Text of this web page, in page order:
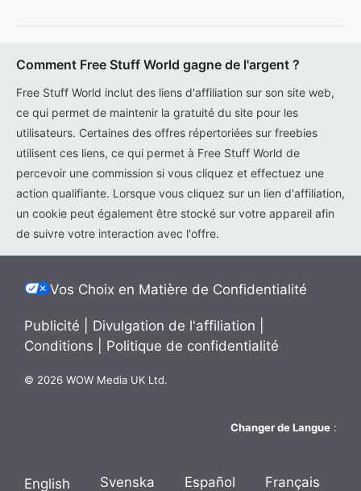
Comment Free Stuff World gagne de l'argent ?
Free Stuff World inclut des liens d'affiliation sur son site web,
ce qui permet de maintenir la gratuité du site pour les
utilisateurs. Certaines des offres répertoriées sur freebies
utilisent ces liens, ce qui permet à Free Stuff World de
percevoir une commission si vous cliquez et effectuez une
action qualifiante. Lorsque vous cliquez sur un lien d'affiliation,
un cookie peut également être stocké sur votre appareil afin
de suivre votre interaction avec l'offre.
Vos Choix en Matière de Confidentialité
Publicité Divulgation de l'affiliation
Conditions
Politique de confidentialité
© 2026 WOW Media UK Ltd.
Changer de Langue :
English Svenska Español Français